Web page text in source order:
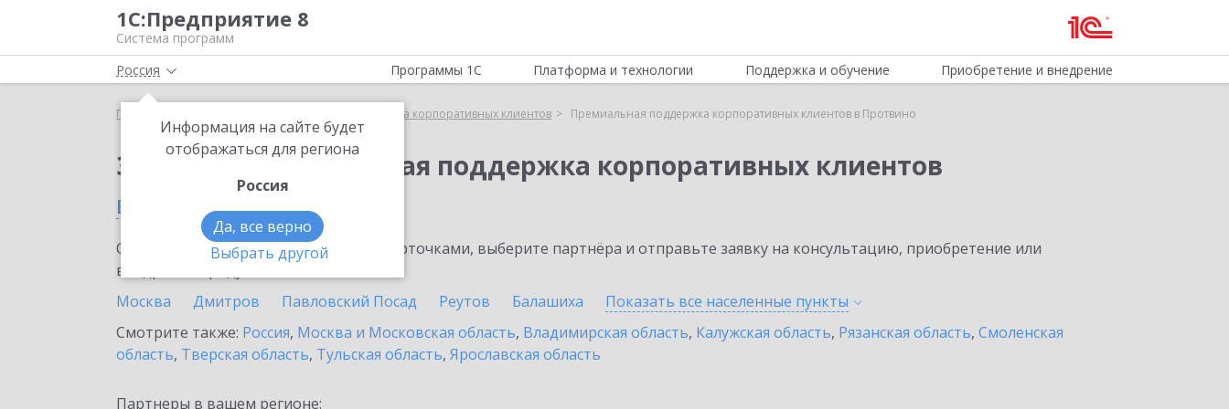
1С:Предприятие 8
Система программ
Россия
Информация на сайте будет
отображаться для региона
Россия
Да, все верно
Выбрать другой
Программы 1С Платформа и технологии Поддержка и обучение Приобретение и внедрение
Главная Премиальная поддержка корпоративных клиентов Премиальная поддержка корпоративных клиентов в Протвино
Заказать Премиальная поддержка корпоративных клиентов
в Протвино
Ознакомьтесь с информационными карточками, выберите партнёра и отправьте заявку на консультацию, приобретение или
внедрение продукта.
Москва
Дмитров Павловский Посад Реутов Балашиха Показать все населенные пункты
Смотрите также: Россия, Москва и Московская область, Владимирская область, Калужская область, Рязанская область, Смоленская
область, Тверская область, Тульская область, Ярославская область
Партнеры в вашем регионе: